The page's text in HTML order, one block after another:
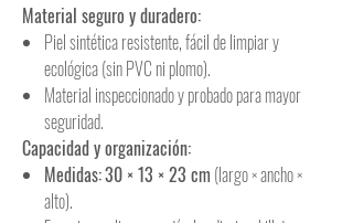
Material seguro y duradero:
Piel sintética resistente, fácil de limpiar y
ecológica (sin PVC ni plomo).
Material inspeccionado y probado para mayor
seguridad.
Capacidad y organización:
Medidas:30 × 13 × 23 cm (largo × ancho ×
alto).